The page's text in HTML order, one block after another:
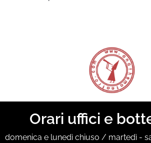
Orari uffici e
domenica e lunedì chiuso / martedì -